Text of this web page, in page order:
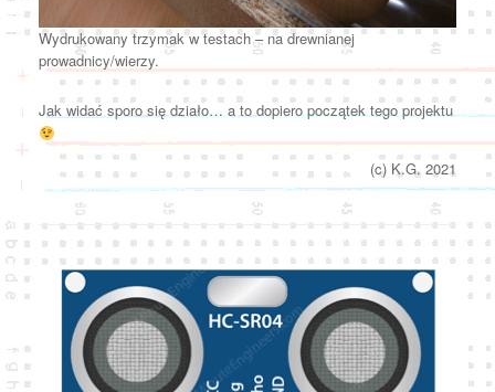
Wydrukowany trzymak w testach – na drewnianej
prowadnicy/wierzy.
Jak widać sporo się działo… a to dopiero początek tego projektu
(c) K.G. 2021